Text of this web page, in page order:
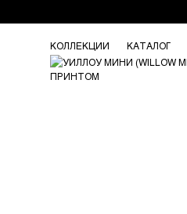
КОЛЛЕКЦИИ КАТАЛОГ